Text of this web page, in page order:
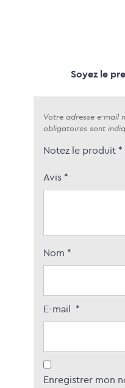
Soyez le
Votre adresse e-mail
obligatoires sont
Notez le produit *
Avis *
Nom *
E-mail *
Enregistrer mon